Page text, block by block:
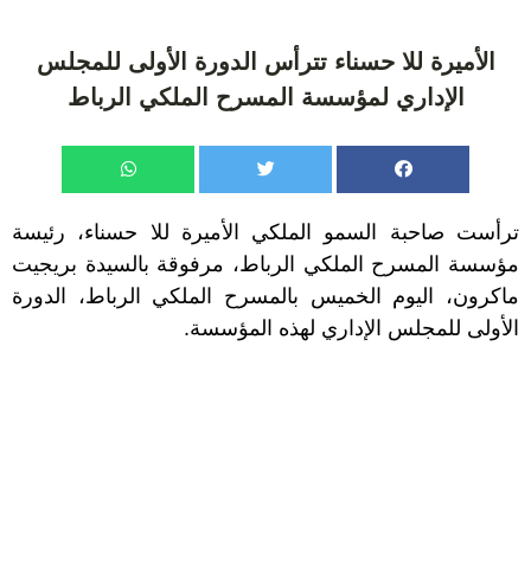
الأميرة للا حسناء تترأس الدورة الأولى للمجلس
الإداري لمؤسسة المسرح الملكي الرباط
ترأست صاحبة السمو الملكي الأميرة للا حسناء، رئيسة
مؤسسة المسرح الملكي الرباط، مرفوقة بالسيدة بريجيت
ماكرون، اليوم الخميس بالمسرح الملكي الرباط، الدورة
الأولى للمجلس الإداري لهذه المؤسسة.